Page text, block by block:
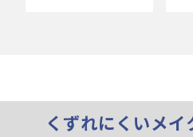
くずれにくいメイ